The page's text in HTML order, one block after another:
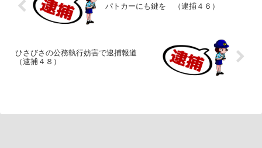
パトカーにも鍵を （逮捕４６）
ひさびさの公務執行妨害で逮捕報道
（逮捕４８）